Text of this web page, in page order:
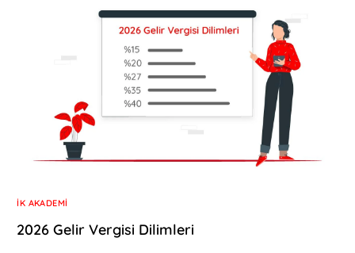
İK AKADEMI
2026 Gelir Vergisi Dilimleri